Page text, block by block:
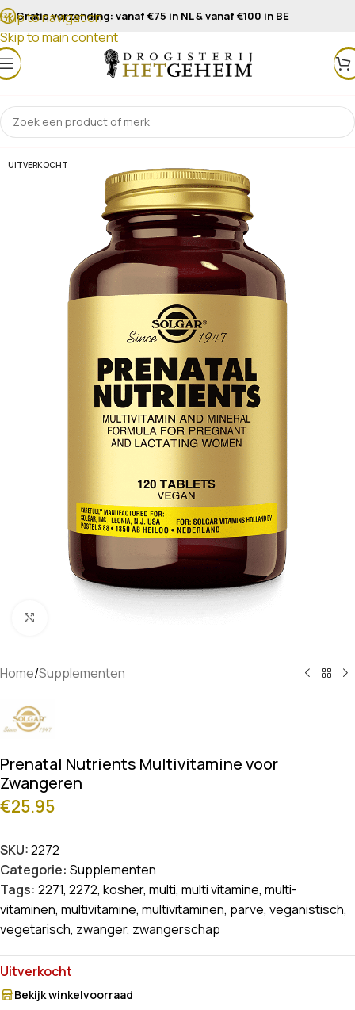
Skip to navigation
Skip to main content
Gratis verzending: vanaf €75 in NL & vanaf €100 in BE
UITVERKOCHT
Home/Supplementen
Prenatal Nutrients Multivitamine voor
Zwangeren
€25.95
SKU:2272
Categorie: Supplementen
Tags: 2271, 2272, kosher, multi, multi vitamine, multi-
vitaminen, multivitamine, multivitaminen, parve, veganistisch,
vegetarisch, zwanger, zwangerschap
Uitverkocht
Bekijk winkelvoorraad